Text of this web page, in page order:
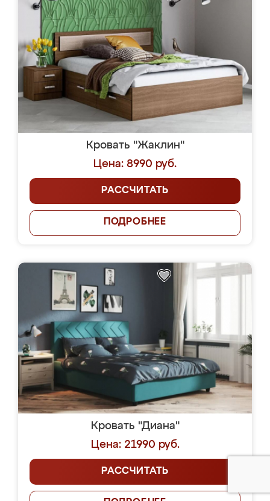
Кровать "Жаклин"
Цена: 8990 руб.
РАССЧИТАТЬ
ПОДРОБНЕЕ
Кровать "Диана"
Цена: 21990 руб.
РАССЧИТАТЬ